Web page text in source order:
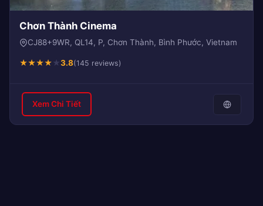
Chơn Thành Cinema
CJ88+9WR, QL14, P, Chơn Thành, Bình Phước, Vietnam
★★★★★3.8(145 reviews)
Xem Chi Tiết